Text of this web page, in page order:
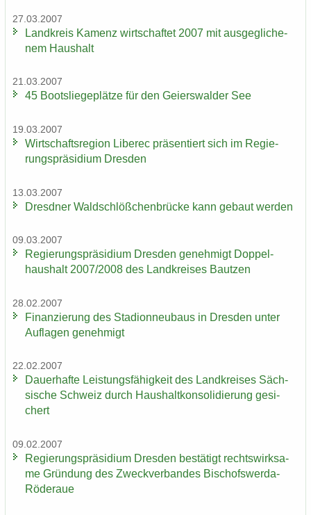
27.03.2007
Land­kreis Ka­menz wirt­schaf­tet 2007 mit aus­ge­gli­che­
nem Haus­halt
21.03.2007
45 Boots­lie­ge­plät­ze für den Gei­ers­wal­der See
19.03.2007
Wirt­schafts­re­gi­on Li­be­rec prä­sen­tiert sich im Re­gie­
rungs­prä­si­di­um Dres­den
13.03.2007
Dresd­ner Wald­schlöß­chen­brü­cke kann ge­baut wer­den
09.03.2007
Re­gie­rungs­prä­si­di­um Dres­den ge­neh­migt Dop­pel­
haus­halt 2007/2008 des Land­krei­ses Baut­zen
28.02.2007
Fi­nan­zie­rung des Sta­di­on­neu­baus in Dres­den unter
Auf­la­gen ge­neh­migt
22.02.2007
Dau­er­haf­te Leis­tungs­fä­hig­keit des Land­krei­ses Säch­
si­sche Schweiz durch Haus­halt­kon­so­li­die­rung ge­si­
chert
09.02.2007
Re­gie­rungs­prä­si­di­um Dres­den be­stä­tigt rechts­wirk­sa­
me Grün­dung des Zweck­ver­ban­des Bischofswerda-​
Röderaue